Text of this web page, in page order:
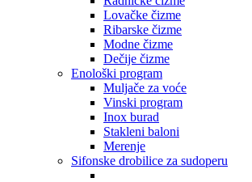
Lovačke čizme
Ribarske čizme
Modne čizme
Dečije čizme
Enološki program
Muljače za voće
Vinski program
Inox burad
Stakleni baloni
Merenje
Sifonske drobilice za sudoperu